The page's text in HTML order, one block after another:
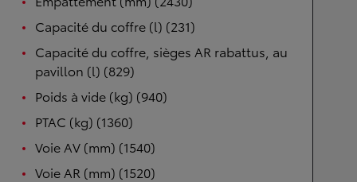
Capacité du coffre (l) (231)
Capacité du coffre, sièges AR rabattus, au
pavillon (l) (829)
Poids à vide (kg) (940)
PTAC (kg) (1360)
Voie AV (mm) (1540)
Voie AR (mm) (1520)